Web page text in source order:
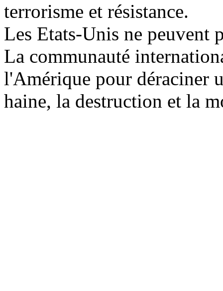
terrorisme et résistance.
Les Etats-Unis ne peuvent
La communauté
l'Amérique pour déraciner
haine, la destruction et la